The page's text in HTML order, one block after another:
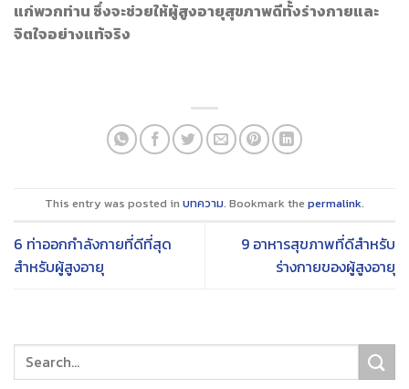
แก่พวกท่าน ซึ่งจะช่วยให้ผู้สูงอายุสุขภาพดีทั้งร่างกายและ
จิตใจอย่างแท้จริง
This entry was posted in บทความ. Bookmark the permalink.
6 ท่าออกกำลังกายที่ดีที่สุด
สำหรับผู้สูงอายุ
9 อาหารสุขภาพที่ดีสำหรับ
ร่างกายของผู้สูงอายุ